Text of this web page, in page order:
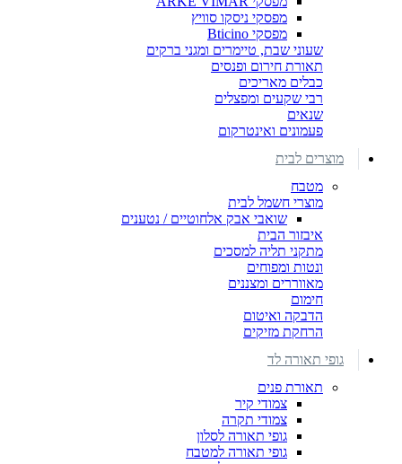
מפסקי ניסקו סוויץ
מפסקי Bticino
שעוני שבת, טיימרים ומגני ברקים
תאורת חירום ופנסים
כבלים מאריכים
רבי שקעים ומפצלים
שנאים
פעמונים ואינטרקום
מוצרים לבית
מטבח
מוצרי חשמל לבית
שואבי אבק אלחוטיים / נטענים
איבזור הבית
מתקני תליה למסכים
ונטות ומפוחים
מאווררים ומצננים
חימום
הדבקה ואיטום
הרחקת מזיקים
גופי תאורה לד
תאורת פנים
צמודי קיר
צמודי תקרה
גופי תאורה לסלון
גופי תאורה למטבח